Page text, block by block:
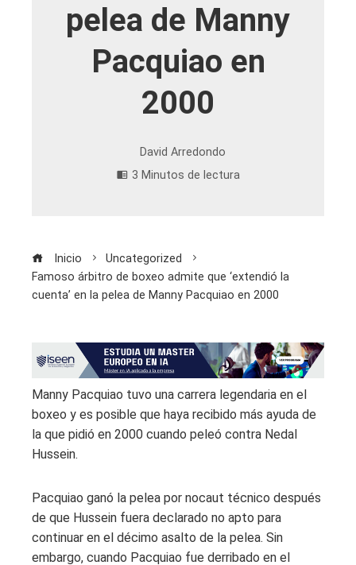
pelea de Manny
Pacquiao en
2000
David Arredondo
3 Minutos de lectura
Inicio
Uncategorized
Famoso árbitro de boxeo admite que ‘extendió la
cuenta’ en la pelea de Manny Pacquiao en 2000
Manny Pacquiao tuvo una carrera legendaria en el
boxeo y es posible que haya recibido más ayuda de
la que pidió en 2000 cuando peleó contra Nedal
Hussein.
Pacquiao ganó la pelea por nocaut técnico después
de que Hussein fuera declarado no apto para
continuar en el décimo asalto de la pelea. Sin
embargo, cuando Pacquiao fue derribado en el